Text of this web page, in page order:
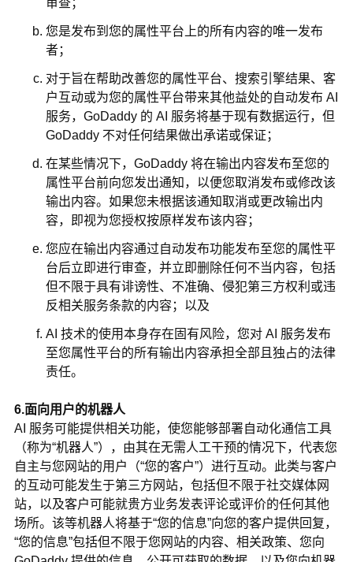
审查；
您是发布到您的属性平台上的所有内容的唯一发布
者；
对于旨在帮助改善您的属性平台、搜索引擎结果、客
户互动或为您的属性平台带来其他益处的自动发布 AI
服务，GoDaddy 的 AI 服务将基于现有数据运行，但
GoDaddy 不对任何结果做出承诺或保证；
在某些情况下，GoDaddy 将在输出内容发布至您的
属性平台前向您发出通知，以便您取消发布或修改该
输出内容。如果您未根据该通知取消或更改输出内
容，即视为您授权按原样发布该内容；
您应在输出内容通过自动发布功能发布至您的属性平
台后立即进行审查，并立即删除任何不当内容，包括
但不限于具有诽谤性、不准确、侵犯第三方权利或违
反相关服务条款的内容；以及
AI 技术的使用本身存在固有风险，您对 AI 服务发布
至您属性平台的所有输出内容承担全部且独占的法律
责任。
6.面向用户的机器人
AI 服务可能提供相关功能，使您能够部署自动化通信工具
（称为“机器人”），由其在无需人工干预的情况下，代表您
自主与您网站的用户（“您的客户”）进行互动。此类与客户
的互动可能发生于第三方网站，包括但不限于社交媒体网
站，以及客户可能就贵方业务发表评论或评价的任何其他
场所。该等机器人将基于“您的信息”向您的客户提供回复，
“您的信息”包括但不限于您网站的内容、相关政策、您向